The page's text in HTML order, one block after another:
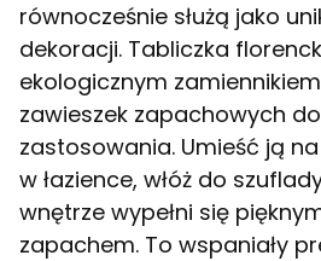
równocześnie służą jako
dekoracji. Tabliczka
ekologicznym
zawieszek zapachowych
zastosowania. Umieść ją
w łazience, włóż do
wnętrze wypełni się
zapachem. To wspaniały